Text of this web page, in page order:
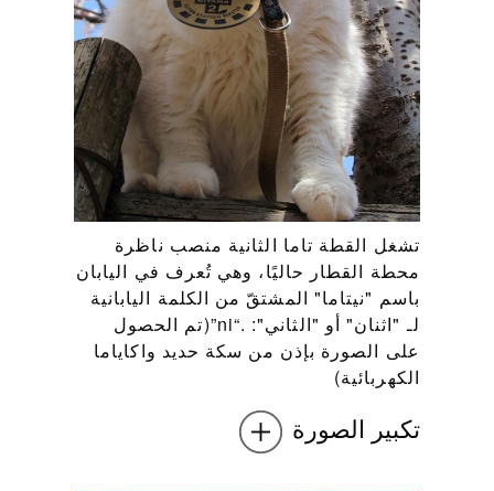
تشغل القطة تاما الثانية منصب ناظرة
محطة القطار حاليًا، وهي تُعرف في اليابان
باسم "نيتاما" المشتقّ من الكلمة اليابانية
لـ "اثنان" أو "الثاني": .“ni”(تم الحصول
على الصورة بإذن من سكة حديد واكاياما
الكهربائية)
تكبير الصورة